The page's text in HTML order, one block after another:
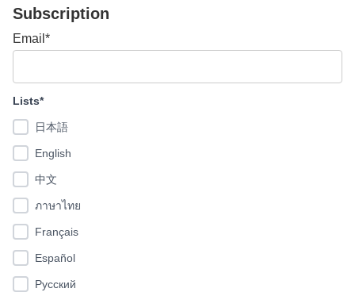
Subscription
Email*
Lists*
日本語
English
中文
ภาษาไทย
Français
Español
Pусский